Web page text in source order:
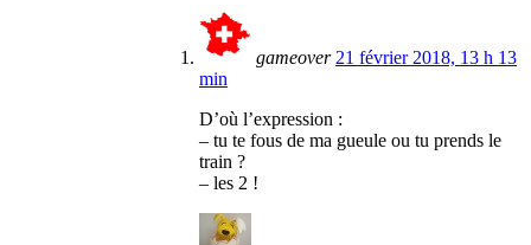
gameover 21 février 2018, 13 h 13
min
D’où l’expression :
– tu te fous de ma gueule ou tu prends le
train ?
– les 2 !